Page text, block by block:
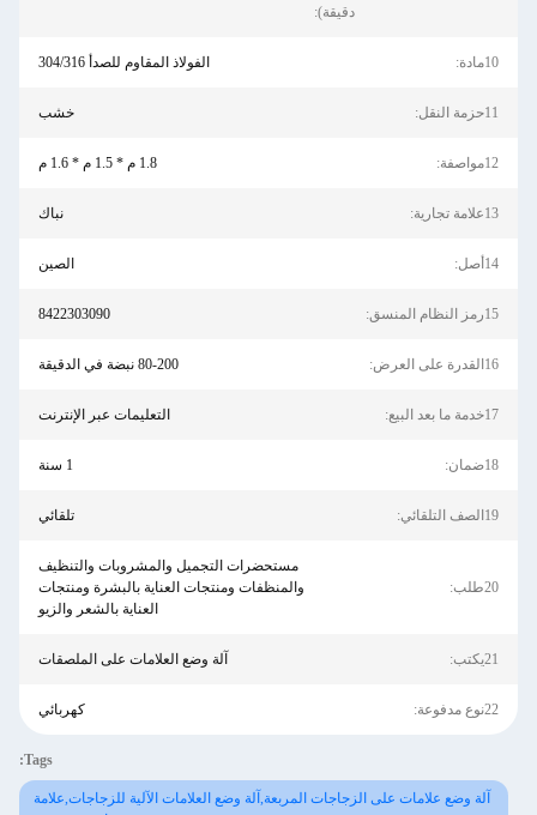
دقيقة):
10مادة: الفولاذ المقاوم للصدأ 304/316
11حزمة النقل: خشب
12مواصفة: 1.8 م * 1.5 م * 1.6 م
13علامة تجارية: نباك
14أصل: الصين
15رمز النظام المنسق: 8422303090
16القدرة على العرض: 80-200 نبضة في الدقيقة
17خدمة ما بعد البيع: التعليمات عبر الإنترنت
18ضمان: 1 سنة
19الصف التلقائي: تلقائي
20طلب:
مستحضرات التجميل والمشروبات والتنظيف
والمنظفات ومنتجات العناية بالبشرة ومنتجات
العناية بالشعر والزيو
21يكتب: آلة وضع العلامات على الملصقات
22نوع مدفوعة: كهربائي
Tags:
آلة وضع علامات على الزجاجات المربعة,آلة وضع العلامات الآلية للزجاجات,علامة